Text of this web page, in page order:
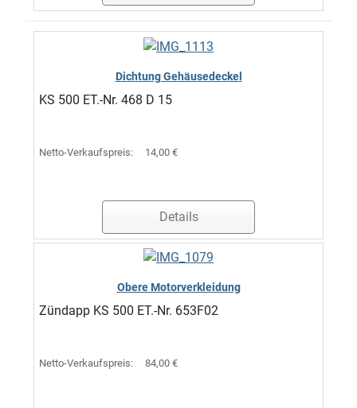
Dichtung Gehäusedeckel
KS 500 ET.-Nr. 468 D 15
Netto-Verkaufspreis: 14,00 €
Details
Obere Motorverkleidung
Zündapp KS 500 ET.-Nr. 653F02
Netto-Verkaufspreis: 84,00 €